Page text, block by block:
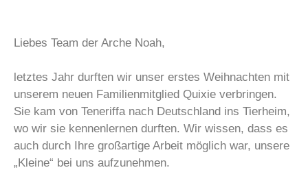
Liebes Team der Arche Noah,
letztes Jahr durften wir unser erstes Weihnachten mit
unserem neuen Familienmitglied Quixie verbringen.
Sie kam von Teneriffa nach Deutschland ins Tierheim,
wo wir sie kennenlernen durften. Wir wissen, dass es
auch durch Ihre großartige Arbeit möglich war, unsere
„Kleine“ bei uns aufzunehmen.